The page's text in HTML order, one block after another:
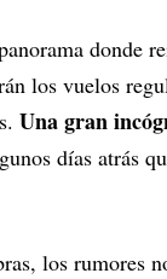
donde
los vuelos
Una gran
días atrás
los rumores